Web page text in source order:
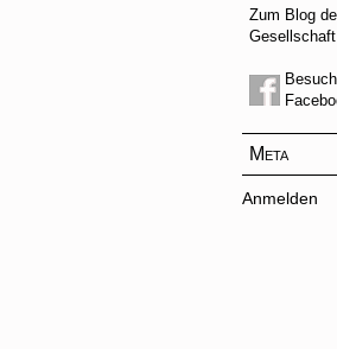
Zum Blog
Meta
Anmelden